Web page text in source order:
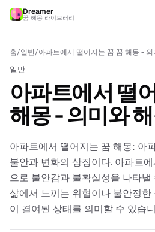
Dreamer
꿈 해몽 라이브러리
홈/일반/아파트에서 떨어지는 꿈 꿈 해몽 - 의
일반
아파트에서 떨
해몽 - 의미와
아파트에서 떨어지는 꿈 해몽: 아
불안과 변화의 상징이다. 아파트
으로 불안감과 불확실성을 나타낼
삶에서 느끼는 위협이나 불안정
이 결여된 상태를 의미할 수 있습